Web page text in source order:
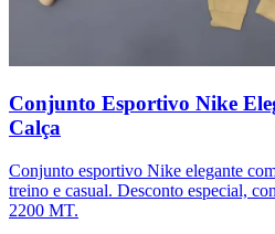
Conjunto Esportivo Nike
Calça
Conjunto esportivo Nike elegante
treino e casual. Desconto especial,
2200 MT.